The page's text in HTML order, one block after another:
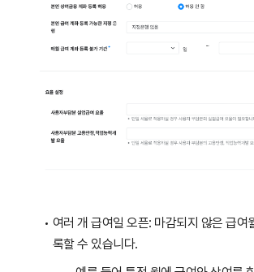
여러 개 급여일 오픈: 마감되지 않은 급여
록할 수 있습니다.